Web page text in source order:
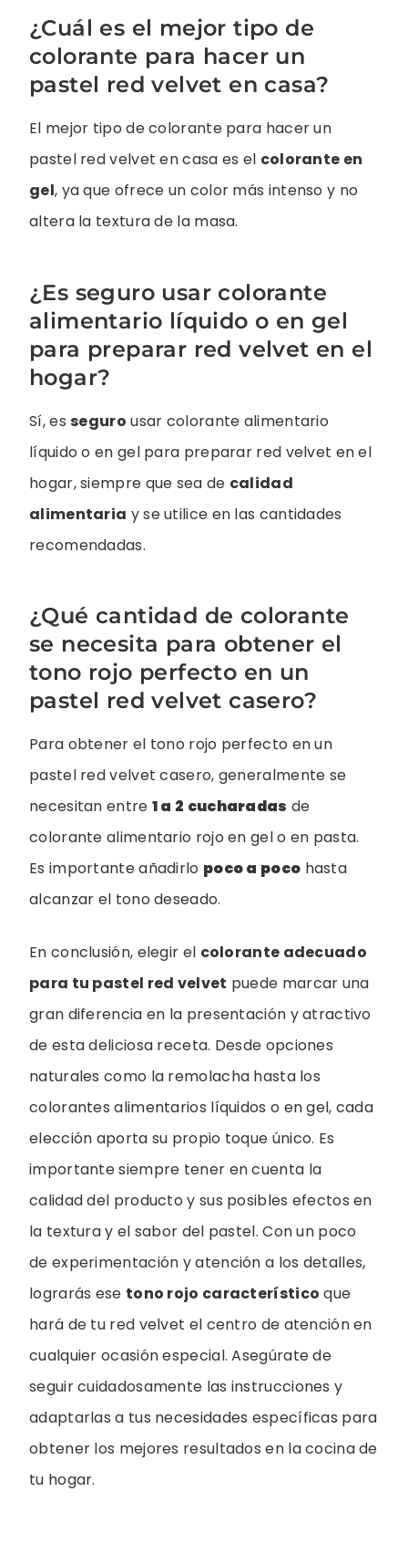
¿Cuál es el mejor tipo de
colorante para hacer un
pastel red velvet en casa?
El mejor tipo de colorante para hacer un
pastel red velvet en casa es el colorante en
gel, ya que ofrece un color más intenso y no
altera la textura de la masa.
¿Es seguro usar colorante
alimentario líquido o en gel
para preparar red velvet en el
hogar?
Sí, esseguro usar colorante alimentario
líquido o en gel para preparar red velvet en el
hogar, siempre que sea de calidad
alimentaria y se utilice en las cantidades
recomendadas.
¿Qué cantidad de colorante
se necesita para obtener el
tono rojo perfecto en un
pastel red velvet casero?
Para obtener el tono rojo perfecto en un
pastel red velvet casero, generalmente se
necesitan entre 1 a 2 cucharadas de
colorante alimentario rojo en gel o en pasta.
Es importante añadirlo poco a poco hasta
alcanzar el tono deseado.
En conclusión, elegir el colorante adecuado
para tu pastel red velvet puede marcar una
gran diferencia en la presentación y atractivo
de esta deliciosa receta. Desde opciones
naturales como la remolacha hasta los
colorantes alimentarios líquidos o en gel, cada
elección aporta su propio toque único. Es
importante siempre tener en cuenta la
calidad del producto y sus posibles efectos en
la textura y el sabor del pastel. Con un poco
de experimentación y atención a los detalles,
lograrás ese tono rojo característico que
hará de tu red velvet el centro de atención en
cualquier ocasión especial. Asegúrate de
seguir cuidadosamente las instrucciones y
adaptarlas a tus necesidades específicas para
obtener los mejores resultados en la cocina de
tu hogar.